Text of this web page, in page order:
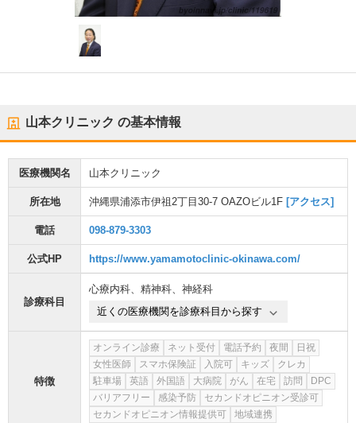
山本クリニック の基本情報
医療機関名 山本クリニック
所在地 沖縄県浦添市伊祖2丁目30-7 OAZOビル1F [アクセス]
電話 098-879-3303
公式HP https://www.yamamotoclinic-okinawa.com/
診療科目
心療内科、 精神科、 神経科
近くの医療機関を診療科目から探す
特徴
オンライン診療 ネット受付 電話予約 夜間
日祝
女性医師
スマホ保険証 入院可 キッズ
クレカ
駐車場
英語 外国語 大病院 がん 在宅 訪問
DPC
バリアフリー
感染予防
セカンドオピニオン受診可
セカンドオピニオン情報提供可
地域連携